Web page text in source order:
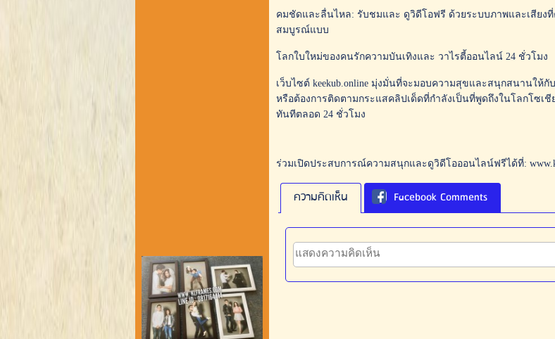
คมชัดและลื่นไหล: รับชมและ ดูวิดีโอฟรี ด้วยระบบภาพและเสียง
สมบูรณ์แบบ
โลกใบใหม่ของคนรักความบันเทิงและ วาไรตี้ออนไลน์ 24 ชั่วโมง
เว็บไซต์ keekub.online มุ่งมั่นที่จะมอบความสุขและสนุกสนานใ
หรือต้องการติดตามกระแสคลิปเด็ดที่กำลังเป็นที่พูดถึงในโลกโซเ
ทันทีตลอด 24 ชั่วโมง
ร่วมเปิดประสบการณ์ความสนุกและดูวิดีโอออนไลน์ฟรีได้ที่:
ความคิดเห็น Facebook Comments